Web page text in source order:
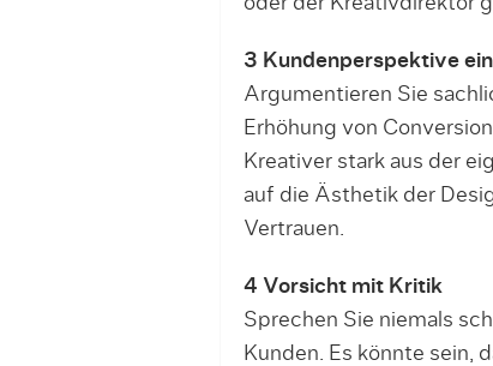
3 Kundenperspektive
Argumentieren Sie
Erhöhung von
Kreativer stark aus der
auf die Ästhetik der
Vertrauen.
4 Vorsicht mit Kritik
Sprechen Sie niemals
Kunden. Es könnte sein,